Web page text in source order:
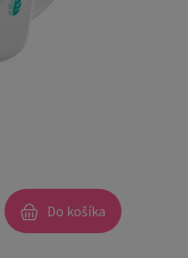
Do košíka